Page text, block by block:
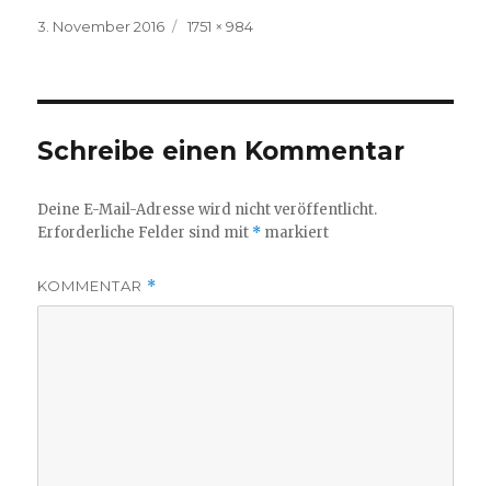
Veröffentlicht
3. November 2016
Volle
1751 × 984
Schreibe einen Kommentar
Deine E-Mail-Adresse wird nicht veröffentlicht.
Erforderliche Felder sind mit * markiert
KOMMENTAR *